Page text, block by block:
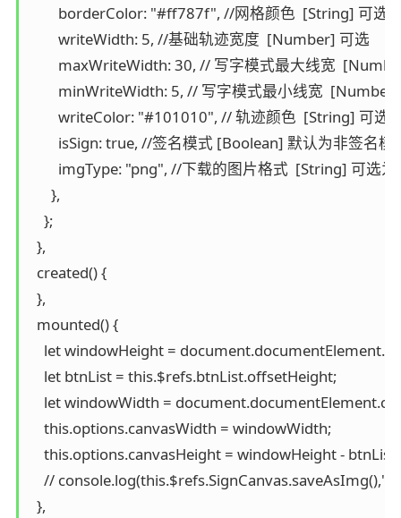
        borderColor: "#ff787f", //网格颜色  [String] 可选
        writeWidth: 5, //基础轨迹宽度  [Number] 可选
maxWriteWidth: 30, // 写字模式最大线宽
minWriteWidth: 5, // 写字模式最小线宽
        writeColor: "#101010", // 轨迹颜色  [String] 可选
isSign: true, //签名模式 [Boolean] 默认为非签
imgType: "png", //下载的图片格式  [String] 可
      },
    };
  },
  created() {
  },
  mounted() {
let windowHeight =
    let btnList = this.$refs.btnList.offsetHeight;
let windowWidth =
    this.options.canvasWidth = windowWidth;
    this.options.canvasHeight = windowHeight - btnList;
//
  },